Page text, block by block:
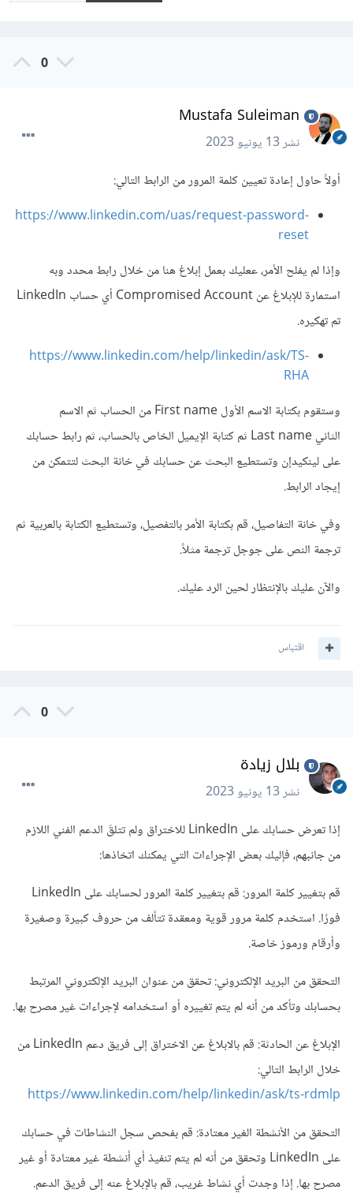
0
Mustafa Suleiman
نشر13 يونيو 2023
أولاً حاول إعادة تعيين كلمة المرور من الرابط التالي:
https://www.linkedin.com/uas/request-password-
reset
وإذا لم يفلح الأمر، ععليك بعمل إبلاغ هنا من خلال رابط محدد وبه
استمارة للإبلاغ عن Compromised Account أي حساب LinkedIn
تم تهكيره.
https://www.linkedin.com/help/linkedin/ask/TS-
RHA
وستقوم بكتابة الاسم الأول First name من الحساب ثم الاسم
الثاني Last name ثم كتابة الإيميل الخاص بالحساب، ثم رابط حسابك
على لينكيدإن وتستطيع البحث عن حسابك في خانة البحث لتتمكن من
إيجاد الرابط.
وفي خانة التفاصيل، قم بكتابة الأمر بالتفصيل، وتستطيع الكتابة بالعربية ثم
ترجمة النص على جوجل ترجمة مثلاً.
والآن عليك بالإنتظار لحين الرد عليك.
اقتباس
0
بلال زيادة
نشر13 يونيو 2023
إذا تعرض حسابك على LinkedIn للاختراق ولم تتلقَ الدعم الفني اللازم
من جانبهم، فإليك بعض الإجراءات التي يمكنك اتخاذها:
قم بتغيير كلمة المرور: قم بتغيير كلمة المرور لحسابك على LinkedIn
فورًا. استخدم كلمة مرور قوية ومعقدة تتألف من حروف كبيرة وصغيرة
وأرقام ورموز خاصة.
التحقق من البريد الإلكتروني: تحقق من عنوان البريد الإلكتروني المرتبط
بحسابك وتأكد من أنه لم يتم تغييره أو استخدامه لإجراءات غير مصرح بها.
الإبلاغ عن الحادثة: قم بالابلاغ عن الاختراق إلى فريق دعم LinkedIn من
خلال الرابط التالي:
https://www.linkedin.com/help/linkedin/ask/ts-rdmlp
التحقق من الأنشطة الغير معتادة: قم بفحص سجل النشاطات في حسابك
على LinkedIn وتحقق من أنه لم يتم تنفيذ أي أنشطة غير معتادة أو غير
مصرح بها. إذا وجدت أي نشاط غريب، قم بالإبلاغ عنه إلى فريق الدعم.